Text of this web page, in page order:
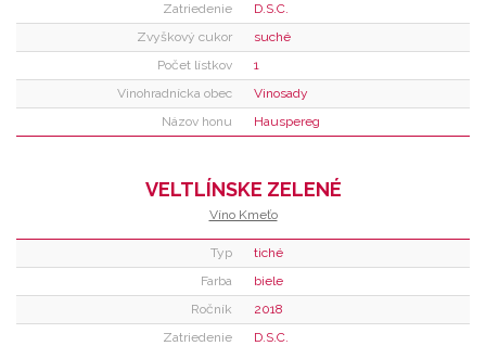
Zatriedenie
D.S.C.
Zvyškový cukor
suché
Počet lístkov
1
Vinohradnícka obec
Vinosady
Názov honu
Hauspereg
VELTLÍNSKE ZELENÉ
Víno Kmeťo
Typ
tiché
Farba
biele
Ročník
2018
Zatriedenie
D.S.C.